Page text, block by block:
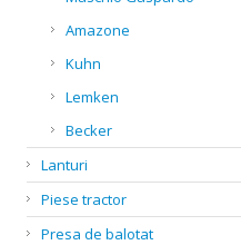
Amazone
Kuhn
Lemken
Becker
Lanturi
Piese tractor
Presa de balotat